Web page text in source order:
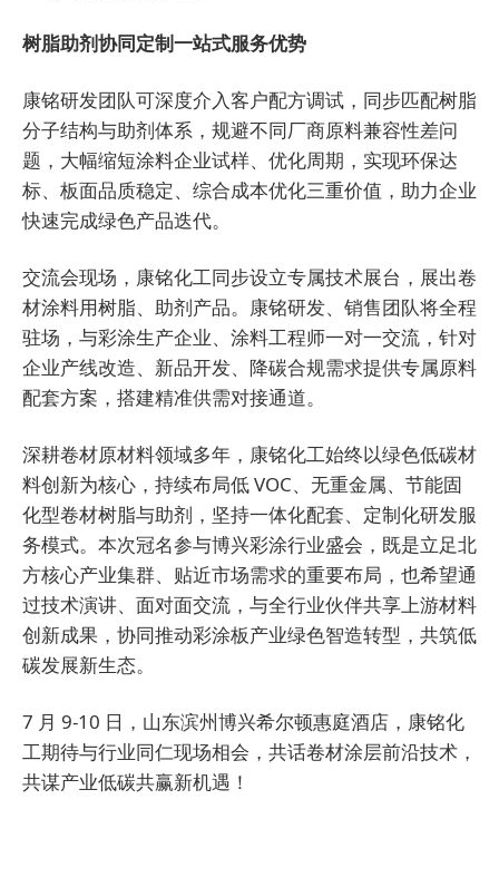
树脂助剂协同定制一站式服务优势
康铭研发团队可深度介入客户配方调试，同步匹配树脂
分子结构与助剂体系，规避不同厂商原料兼容性差问
题，大幅缩短涂料企业试样、优化周期，实现环保达
标、板面品质稳定、综合成本优化三重价值，助力企业
快速完成绿色产品迭代。
交流会现场，康铭化工同步设立专属技术展台，展出卷
材涂料用树脂、助剂产品。康铭研发、销售团队将全程
驻场，与彩涂生产企业、涂料工程师一对一交流，针对
企业产线改造、新品开发、降碳合规需求提供专属原料
配套方案，搭建精准供需对接通道。
深耕卷材原材料领域多年，康铭化工始终以绿色低碳材
料创新为核心，持续布局低 VOC、无重金属、节能固
化型卷材树脂与助剂，坚持一体化配套、定制化研发服
务模式。本次冠名参与博兴彩涂行业盛会，既是立足北
方核心产业集群、贴近市场需求的重要布局，也希望通
过技术演讲、面对面交流，与全行业伙伴共享上游材料
创新成果，协同推动彩涂板产业绿色智造转型，共筑低
碳发展新生态。
7 月 9-10 日，山东滨州博兴希尔顿惠庭酒店，康铭化
工期待与行业同仁现场相会，共话卷材涂层前沿技术，
共谋产业低碳共赢新机遇！